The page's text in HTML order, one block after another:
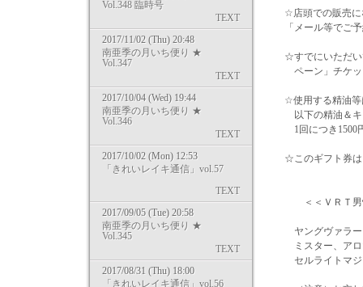
Vol.348 臨時号
TEXT
2017/11/02 (Thu) 20:48
南亜季の月いち便り ★
Vol.347
TEXT
2017/10/04 (Wed) 19:44
南亜季の月いち便り ★
Vol.346
TEXT
2017/10/02 (Mon) 12:53
「きれいレイキ通信」vol.57
TEXT
2017/09/05 (Tue) 20:58
南亜季の月いち便り ★
Vol.345
TEXT
2017/08/31 (Thu) 18:00
「きれいレイキ通信」vol.56
☆店頭での販売に
「メール等でご
☆すでにいただい
ペーン」チケッ
☆使用する精油等
以下の精油＆キ
1回につき1500円
☆このギフト券は
＜＜ＶＲＴ男性
ヤングヴァラー
ミスター、アロ
セルライトマジ